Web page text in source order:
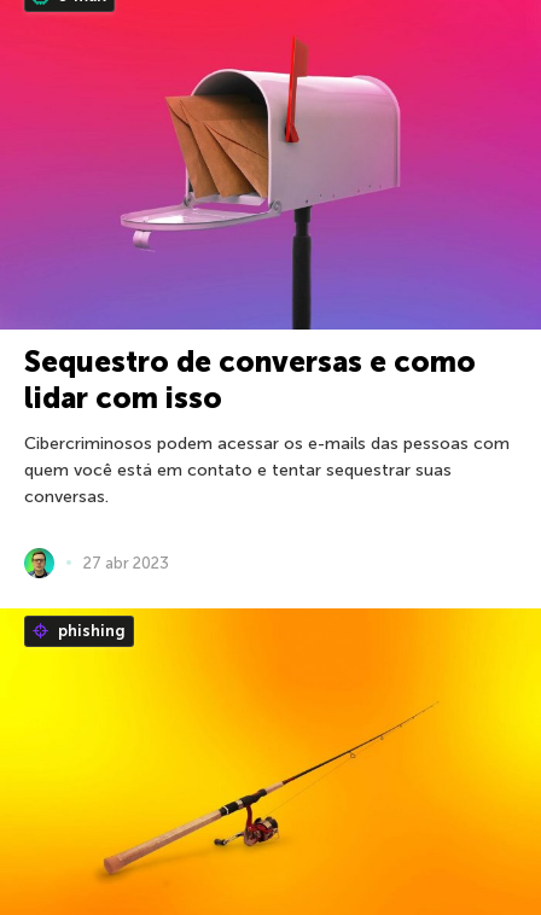
Sequestro de conversas e como
lidar com isso
Cibercriminosos podem acessar os e-mails das pessoas com
quem você está em contato e tentar sequestrar suas
conversas.
27 abr 2023
phishing